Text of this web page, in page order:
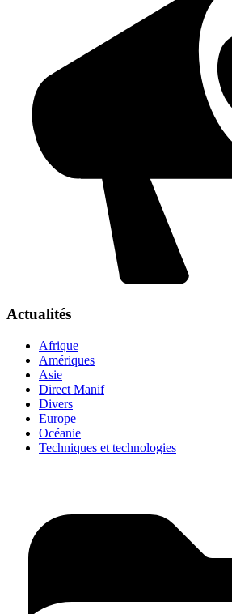
Actualités
Afrique
Amériques
Asie
Direct Manif
Divers
Europe
Océanie
Techniques et technologies